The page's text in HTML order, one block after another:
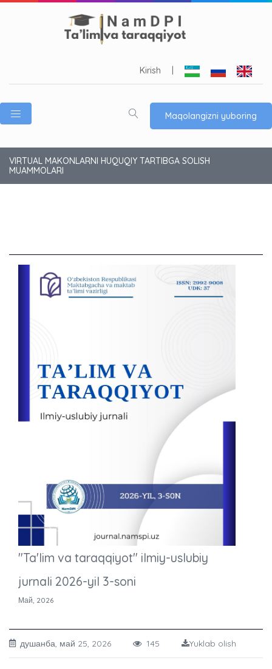
Kirish
Maqolangizni yuboring
VIRTUAL MAKONLARNI HUQUQIY TARTIBGA SOLISH
MUAMMOLARI
"Ta'lim va taraqqiyot" ilmiy-uslubiy
jurnali 2026-yil 3-soni
Май, 2026
душанба, май 25, 2026 145 Yuklab olish